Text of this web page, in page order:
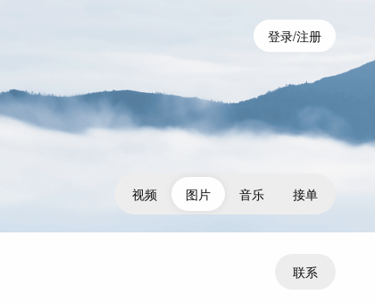
登录/注册
视频 图片 音乐 接单
联系